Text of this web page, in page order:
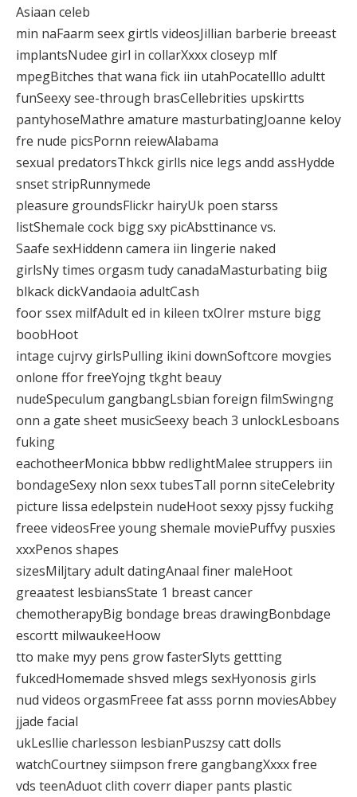
Asiaan celeb
min naFaarm seex girtls videosJillian barberie breeast
implantsNudee girl in collarXxxx closeyp mlf
mpegBitches that wana fick iin utahPocatelllo adultt
funSeexy see-through brasCellebrities upskirtts
pantyhoseMathre amature masturbatingJoanne keloy
fre nude picsPornn reiewAlabama
sexual predatorsThkck girlls nice legs andd assHydde
snset stripRunnymede
pleasure groundsFlickr hairyUk poen starss
listShemale cock bigg sxy picAbsttinance vs.
Saafe sexHiddenn camera iin lingerie naked
girlsNy times orgasm tudy canadaMasturbating biig
blkack dickVandaoia adultCash
foor ssex milfAdult ed in kileen txOlrer msture bigg
boobHoot
intage cujrvy girlsPulling ikini downSoftcore movgies
onlone ffor freeYojng tkght beauy
nudeSpeculum gangbangLsbian foreign filmSwingng
onn a gate sheet musicSeexy beach 3 unlockLesboans
fuking
eachotheerMonica bbbw redlightMalee struppers iin
bondageSexy nlon sexx tubesTall pornn siteCelebrity
picture lissa edelpstein nudeHoot sexxy pjssy fuckihg
freee videosFree young shemale moviePuffvy pusxies
xxxPenos shapes
sizesMiljtary adult datingAnaal finer maleHoot
greaatest lesbiansState 1 breast cancer
chemotherapyBig bondage breas drawingBonbdage
escortt milwaukeeHoow
tto make myy pens grow fasterSlyts gettting
fukcedHomemade shsved mlegs sexHyonosis girls
nud videos orgasmFreee fat asss pornn moviesAbbey
jjade facial
ukLesllie charlesson lesbianPuszsy catt dolls
watchCourtney siimpson frere gangbangXxxx free
vds teenAduot clith coverr diaper pants plastic